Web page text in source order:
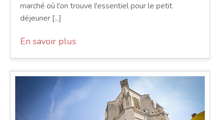
marché où l'on trouve l'essentiel pour le petit
déjeuner [...]
En savoir plus